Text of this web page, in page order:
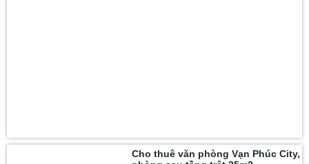
Cho thuê văn phòng Vạn Phúc City,